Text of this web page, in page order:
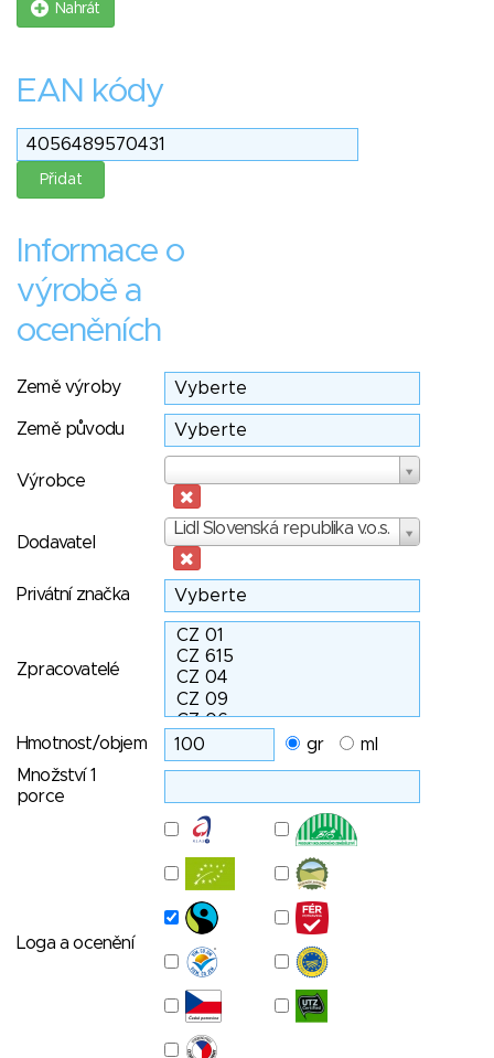
Nahrát
EAN kódy
Informace o
výrobě a
oceněních
Země výroby
Země původu
Výrobce
Dodavatel
Lidl Slovenská republika v.o.s.
Dodavatel
Privátní značka
Zpracovatelé
Hmotnost/objem gr
ml
Množství 1
porce
Loga a ocenění